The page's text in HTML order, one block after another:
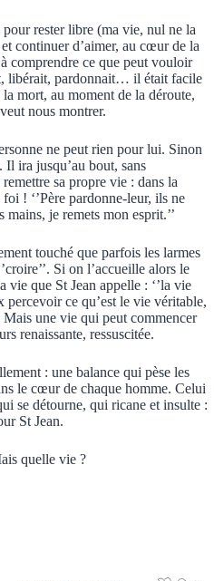
rester libre (ma vie, nul ne la
continuer d’aimer, au cœur de la
comprendre ce que peut vouloir
libérait, pardonnait… il était facile
mort, au moment de la déroute,
nous montrer.
ne peut rien pour lui. Sinon
Il ira jusqu’au bout, sans
sa propre vie : dans la
! ‘’Père pardonne-leur, ils ne
je remets mon esprit.’’
touché que parfois les larmes
Si on l’accueille alors le
que St Jean appelle : ‘’la vie
percevoir ce qu’est le vie véritable,
Mais une vie qui peut commencer
renaissante, ressuscitée.
: une balance qui pèse les
le cœur de chaque homme. Celui
se détourne, qui ricane et insulte :
St Jean.
quelle vie ?